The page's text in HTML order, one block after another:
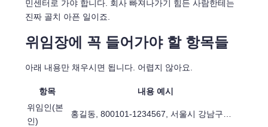
민센터로 가야 합니다. 회사 빠져나가기 힘든 사람한테는
진짜 골치 아픈 일이죠.
위임장에 꼭 들어가야 할 항목들
아래 내용만 채우시면 됩니다. 어렵지 않아요.
항목
내용 예시
위임인(본
인)
홍길동, 800101-1234567, 서울시 강남구…